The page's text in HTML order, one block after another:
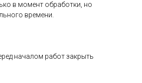
в момент обработки, но
времени.
началом работ закрыть